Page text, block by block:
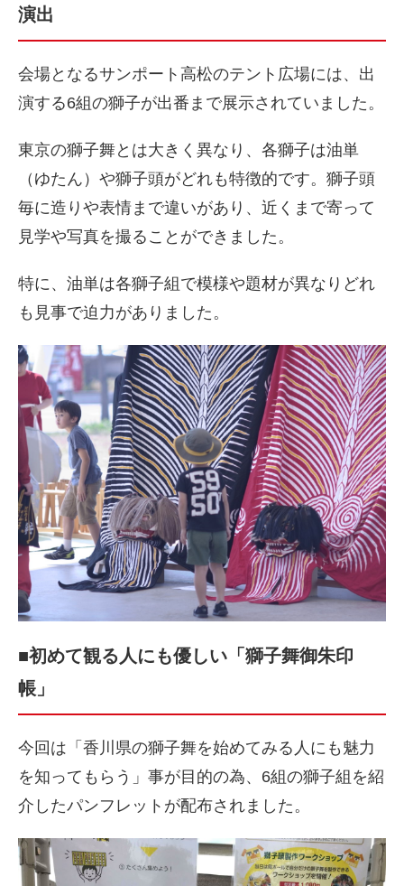
演出
会場となるサンポート高松のテント広場には、出
演する6組の獅子が出番まで展示されていました。
東京の獅子舞とは大きく異なり、各獅子は油単
（ゆたん）や獅子頭がどれも特徴的です。獅子頭
毎に造りや表情まで違いがあり、近くまで寄って
見学や写真を撮ることができました。
特に、油単は各獅子組で模様や題材が異なりどれ
も見事で迫力がありました。
■初めて観る人にも優しい「獅子舞御朱印
帳」
今回は「香川県の獅子舞を始めてみる人にも魅力
を知ってもらう」事が目的の為、6組の獅子組を紹
介したパンフレットが配布されました。